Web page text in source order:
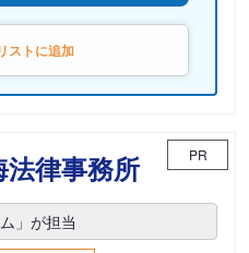
ストに追加
律事務所 PR
」が担当